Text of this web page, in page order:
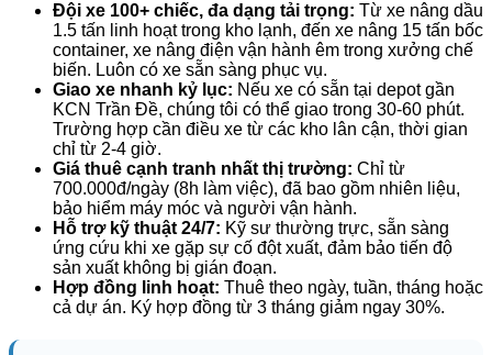
Đội xe 100+ chiếc, đa dạng tải trọng: Từ xe nâng dầu
1.5 tấn linh hoạt trong kho lạnh, đến xe nâng 15 tấn bốc
container, xe nâng điện vận hành êm trong xưởng chế
biến. Luôn có xe sẵn sàng phục vụ.
Giao xe nhanh kỷ lục: Nếu xe có sẵn tại depot gần
KCN Trần Đề, chúng tôi có thể giao trong 30-60 phút.
Trường hợp cần điều xe từ các kho lân cận, thời gian
chỉ từ 2-4 giờ.
Giá thuê cạnh tranh nhất thị trường: Chỉ từ
700.000đ/ngày (8h làm việc), đã bao gồm nhiên liệu,
bảo hiểm máy móc và người vận hành.
Hỗ trợ kỹ thuật 24/7: Kỹ sư thường trực, sẵn sàng
ứng cứu khi xe gặp sự cố đột xuất, đảm bảo tiến độ
sản xuất không bị gián đoạn.
Hợp đồng linh hoạt: Thuê theo ngày, tuần, tháng hoặc
cả dự án. Ký hợp đồng từ 3 tháng giảm ngay 30%.